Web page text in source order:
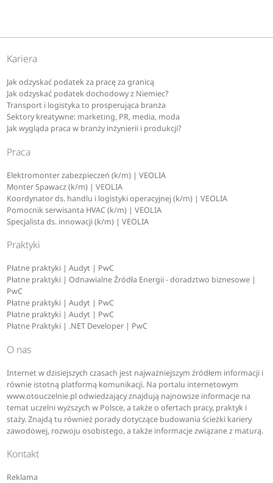
Kariera
Jak odzyskać podatek za pracę za granicą
Jak odzyskać podatek dochodowy z Niemiec?
Transport i logistyka to prosperująca branża
Sektory kreatywne: marketing, PR, media, moda
Jak wygląda praca w branży inżynierii i produkcji?
Praca
Elektromonter zabezpieczeń (k/m) | VEOLIA
Monter Spawacz (k/m) | VEOLIA
Koordynator ds. handlu i logistyki operacyjnej (k/m) | VEOLIA
Pomocnik serwisanta HVAC (k/m) | VEOLIA
Specjalista ds. innowacji (k/m) | VEOLIA
Praktyki
Płatne praktyki | Audyt | PwC
Płatne praktyki | Odnawialne Źródła Energii - doradztwo biznesowe |
PwC
Płatne praktyki | Audyt | PwC
Płatne praktyki | Audyt | PwC
Płatne Praktyki | .NET Developer | PwC
O nas
Internet w dzisiejszych czasach jest najważniejszym źródłem informacji i
równie istotną platformą komunikacji. Na portalu internetowym
www.otouczelnie.pl odwiedzający znajdują najnowsze informacje na
temat uczelni wyższych w Polsce, a także o ofertach pracy, praktyk i
staży. Znajdą tu również porady dotyczące budowania ścieżki kariery
zawodowej, rozwoju osobistego, a także informacje związane z maturą.
Kontakt
Reklama